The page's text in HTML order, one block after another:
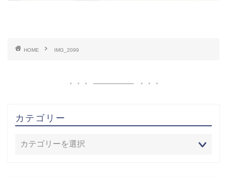
HOME IMG_2099
カテゴリー